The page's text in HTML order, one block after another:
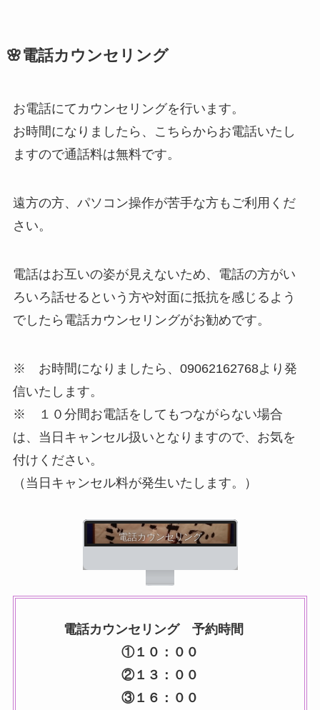
🌸電話カウンセリング
お電話にてカウンセリングを行います。
お時間になりましたら、こちらからお電話いたし
ますので通話料は無料です。
遠方の方、パソコン操作が苦手な方もご利用くだ
さい。
電話はお互いの姿が見えないため、電話の方がい
ろいろ話せるという方や対面に抵抗を感じるよう
でしたら電話カウンセリングがお勧めです。
※ お時間になりましたら、09062162768より発
信いたします。
※ １０分間お電話をしてもつながらない場合
は、当日キャンセル扱いとなりますので、お気を
付けください。
（当日キャンセル料が発生いたします。）
電話カウンセリング
電話カウンセリング 予約時間
①１０：００
②１３：００
③１６：００